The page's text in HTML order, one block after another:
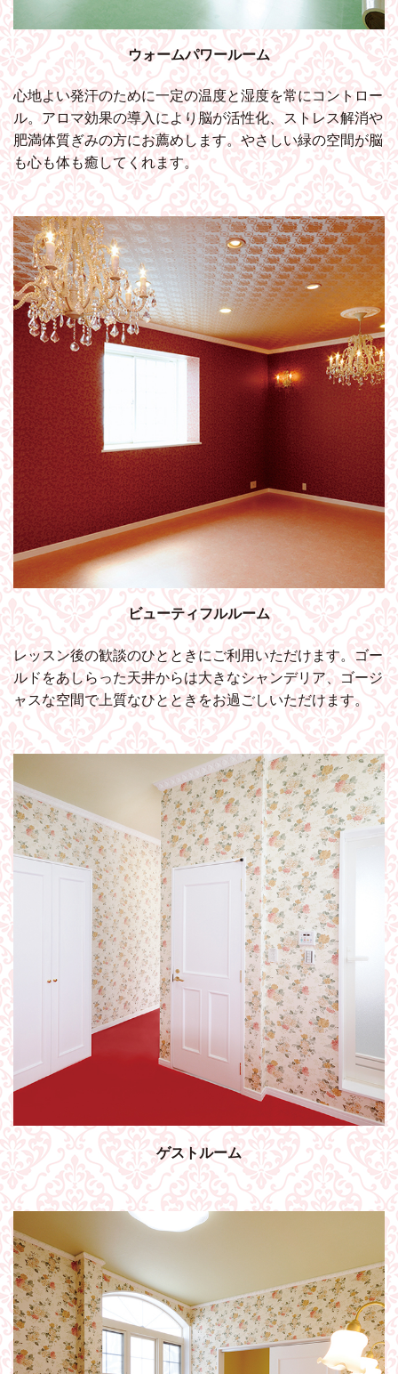
ウォームパワールーム
心地よい発汗のために一定の温度と湿度を常にコントロー
ル。アロマ効果の導入により脳が活性化、ストレス解消や
肥満体質ぎみの方にお薦めします。やさしい緑の空間が脳
も心も体も癒してくれます。
ビューティフルルーム
レッスン後の歓談のひとときにご利用いただけます。ゴー
ルドをあしらった天井からは大きなシャンデリア、ゴージ
ャスな空間で上質なひとときをお過ごしいただけます。
ゲストルーム